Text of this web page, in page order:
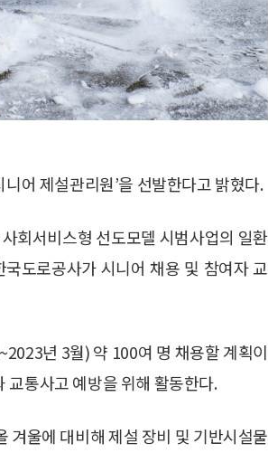
어 제설관리원’을 선발한다고 밝혔다.
회서비스형 선도모델 시범사업의 일환
도로공사가 시니어 채용 및 참여자 교
년 3월) 약 100여 명 채용할 계획이
교통사고 예방을 위해 활동한다.
겨울에 대비해 제설 장비 및 기반시설물